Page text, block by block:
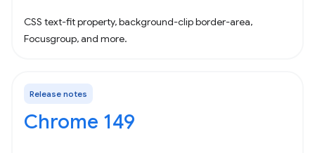
CSS text-fit property, background-clip border-area,
Focusgroup, and more.
Release notes
Chrome 149